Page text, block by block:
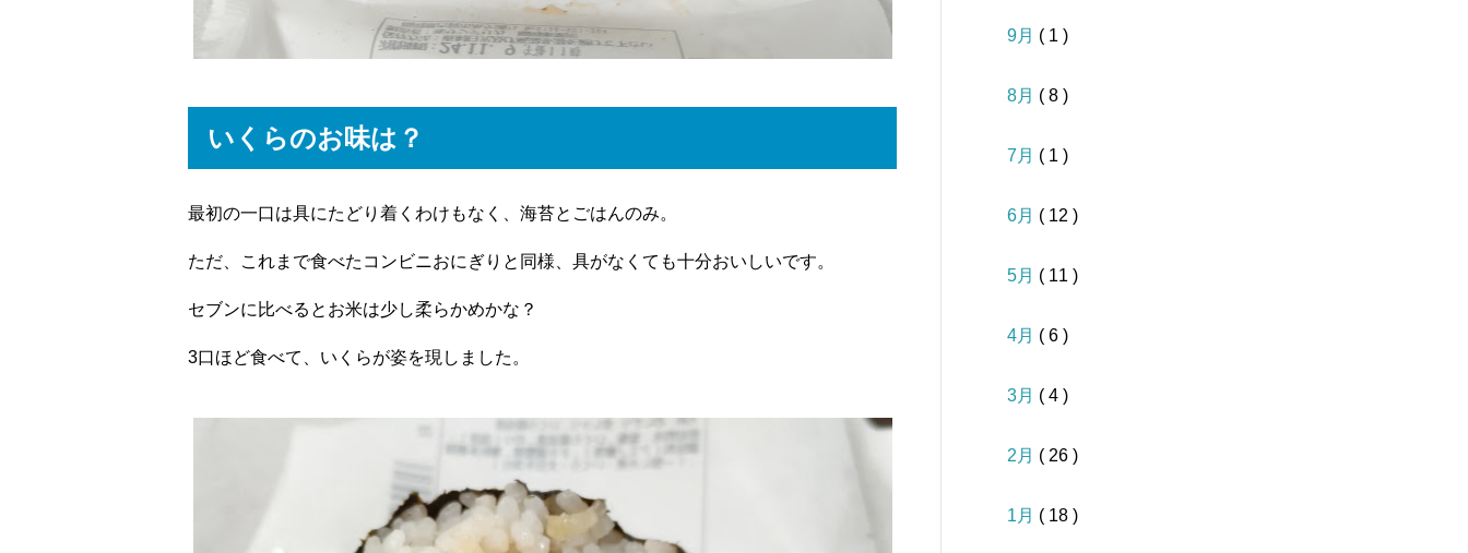
いくらのお味は？
最初の一口は具にたどり着くわけもなく、海苔とごはんのみ。
ただ、これまで食べたコンビニおにぎりと同様、具がなくても十分おいしいです。
セブンに比べるとお米は少し柔らかめかな？
3口ほど食べて、いくらが姿を現しました。
9月 ( 1 )
8月 ( 8 )
7月 ( 1 )
6月 ( 12 )
5月 ( 11 )
4月 ( 6 )
3月 ( 4 )
2月 ( 26 )
1月 ( 18 )